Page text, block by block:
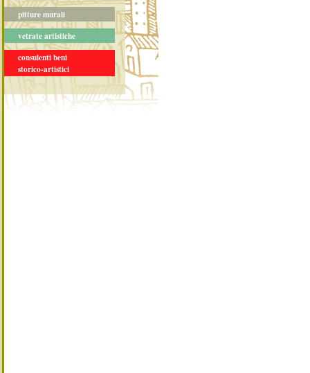
pitture murali
vetrate artistiche
consulenti beni
storico-artistici